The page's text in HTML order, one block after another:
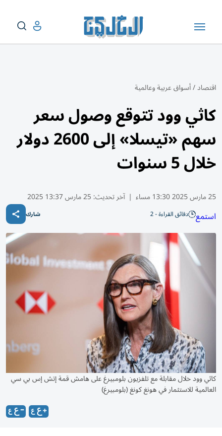
اقتصاد/أسواق عربية وعالمية
كاثي وود تتوقع وصول سعر
سهم «تيسلا» إلى 2600 دولار
خلال 5 سنوات
25 مارس 2025 13:30 مساء | آخر تحديث:25 مارس 13:37 2025
استمع دقائق القراءة - 2 شارك
كاثي وود خلال مقابلة مع تلفزيون بلومبيرغ على هامش قمة إتش إس بي سي
العالمية للاستثمار في هونغ كونغ (بلومبيرغ)